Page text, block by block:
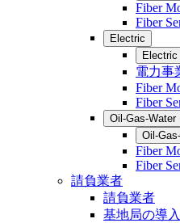
Fiber
Fiber
Electric
Electric
電力事
Fiber
Fiber
Oil-Gas-Water
Oil-
Fiber
Fiber
請負業者
請負業者
基地局の導